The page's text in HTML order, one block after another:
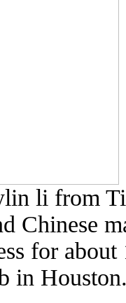
li from
Chinese
for
in